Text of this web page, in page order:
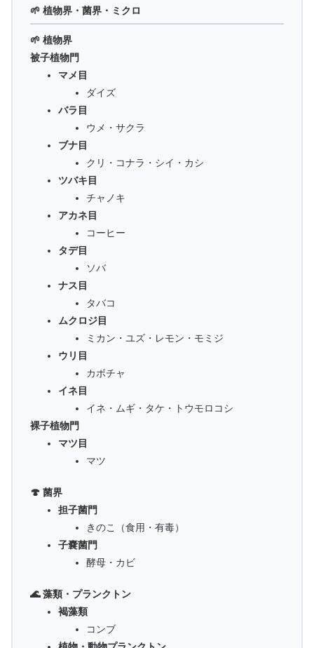
🌱 植物界・菌界・ミクロ
🌱 植物界
被子植物門
マメ目
ダイズ
バラ目
ウメ・サクラ
ブナ目
クリ・コナラ・シイ・カシ
ツバキ目
チャノキ
アカネ目
コーヒー
タデ目
ソバ
ナス目
タバコ
ムクロジ目
ミカン・ユズ・レモン・モミジ
ウリ目
カボチャ
イネ目
イネ・ムギ・タケ・トウモロコシ
裸子植物門
マツ目
マツ
🍄 菌界
担子菌門
きのこ（食用・有毒）
子嚢菌門
酵母・カビ
🌊 藻類・プランクトン
褐藻類
コンブ